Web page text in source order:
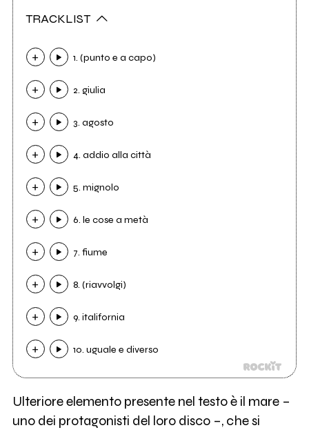
TRACKLIST
1. (punto e a capo)
2. giulia
3. agosto
4. addio alla città
5. mignolo
6. le cose a metà
7. fiume
8. (riavvolgi)
9. italifornia
10. uguale e diverso
Ulteriore elemento presente nel testo è il mare –
uno dei protagonisti del loro disco –, che si